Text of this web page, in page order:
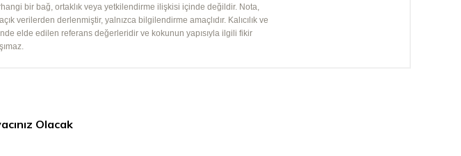
bir bağ, ortaklık veya yetkilendirme ilişkisi içinde değildir. Nota,
verilerden derlenmiştir, yalnızca bilgilendirme amaçlıdır. Kalıcılık ve
elde edilen referans değerleridir ve kokunun yapısıyla ilgili fikir
Olacak